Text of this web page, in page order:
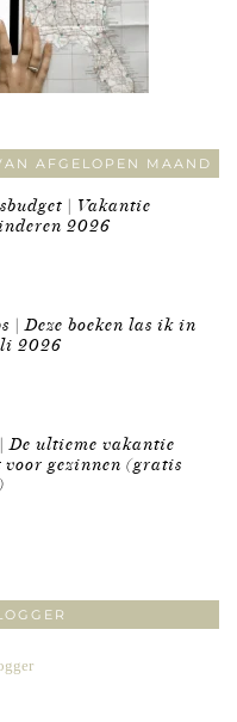
AFGELOPEN MAAND
| Vakantie
2026
| Deze boeken las ik in
2026
De ultieme vakantie
gezinnen (gratis